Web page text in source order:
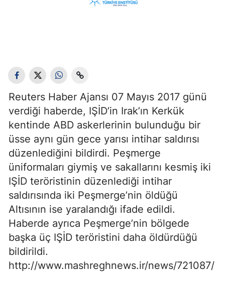
Reuters Haber Ajansı 07 Mayıs 2017 günü
verdiği haberde, IŞİD’in Irak’ın Kerkük
kentinde ABD askerlerinin bulunduğu bir
üsse aynı gün gece yarısı intihar saldırısı
düzenlediğini bildirdi. Peşmerge
üniformaları giymiş ve sakallarını kesmiş iki
IŞİD teröristinin düzenlediği intihar
saldırısında iki Peşmerge’nin öldüğü
Altısının ise yaralandığı ifade edildi.
Haberde ayrıca Peşmerge’nin bölgede
başka üç IŞİD teröristini daha öldürdüğü
bildirildi.
http://www.mashreghnews.ir/news/721087/